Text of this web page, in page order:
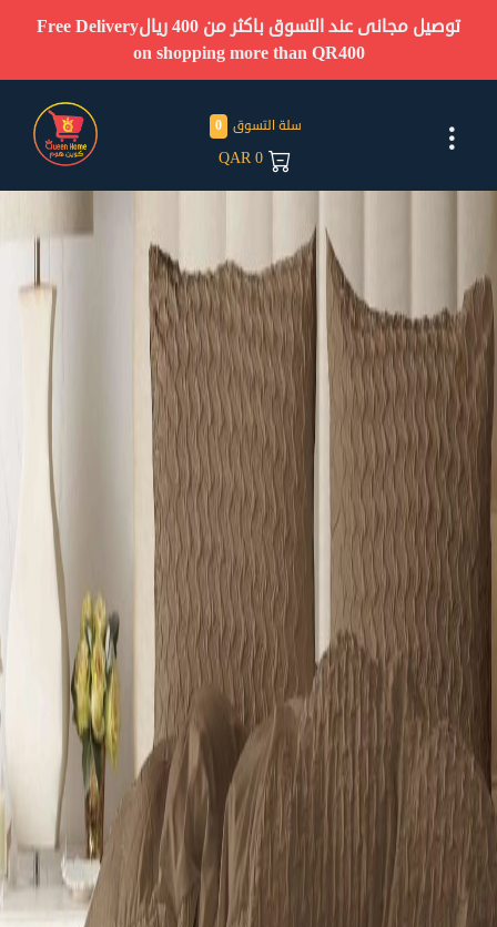
توصيل مجانى عند التسوق باكثر من 400 ريال
Free Delivery
on shopping more than QR400
سلة التسوق 0
QAR0